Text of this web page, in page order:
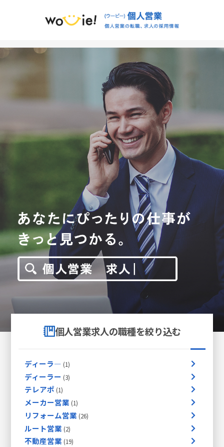
個人営業求人の職種を絞り込む
ディーラ―
ディーラー
テレアポ
メーカー営業
リフォーム営業
ルート営業
不動産営業